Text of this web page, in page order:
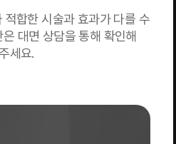
적합한 시술과 효과가 다를 수
대면 상담을 통해 확인해
세요.